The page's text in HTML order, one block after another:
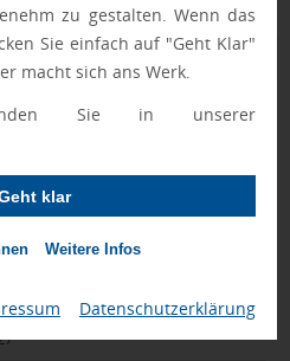
zu gestalten. Wenn das
Sie einfach auf "Geht Klar"
macht sich ans Werk.
Sie in unserer
klar
Weitere Infos
Datenschutzerklärung
7005KPCE-7
105 x 105 x 90 mm
g